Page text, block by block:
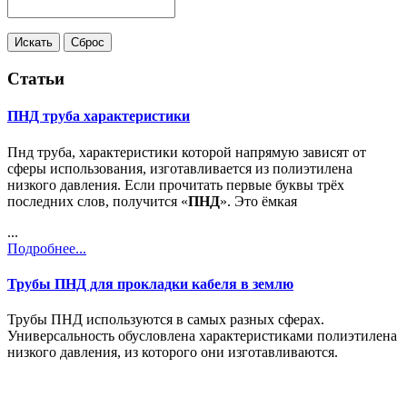
Статьи
ПНД труба характеристики
Пнд труба, характеристики которой напрямую зависят от
сферы использования, изготавливается из полиэтилена
низкого давления. Если прочитать первые буквы трёх
последних слов, получится «ПНД». Это ёмкая
...
Подробнее...
Трубы ПНД для прокладки кабеля в землю
Трубы ПНД используются в самых разных сферах.
Универсальность обусловлена характеристиками полиэтилена
низкого давления, из которого они изготавливаются.